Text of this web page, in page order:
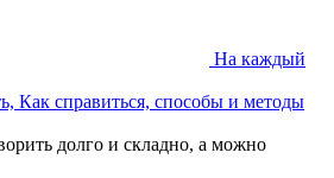
На каждый
Как справиться, способы и методы
долго и складно, а можно